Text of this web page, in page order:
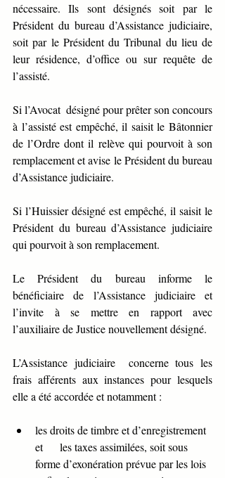
nécessaire. Ils sont désignés soit par le
Président du bureau d’Assistance judiciaire,
soit par le Président du Tribunal du lieu de
leur résidence, d’office ou sur requête de
l’assisté.
Si l’Avocat  désigné pour prêter son concours
à l’assisté est empêché, il saisit le Bâtonnier
de l’Ordre dont il relève qui pourvoit à son
remplacement et avise le Président du bureau
d’Assistance judiciaire.
Si l’Huissier désigné est empêché, il saisit le
Président du bureau d’Assistance judiciaire
qui pourvoit à son remplacement.
Le Président du bureau informe le
bénéficiaire de l’Assistance judiciaire et
l’invite à se mettre en rapport avec
l’auxiliaire de Justice nouvellement désigné.
L’Assistance judiciaire  concerne tous les
frais afférents aux instances pour lesquels
elle a été accordée et notamment :
les droits de timbre et d’enregistrement
et      les taxes assimilées, soit sous
forme d’exonération prévue par les lois